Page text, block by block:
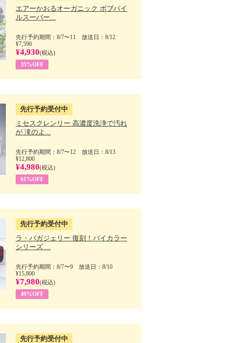
エアーかおるオーガニック ボブパイ
ルスーパー...
先行予約期間：8/7〜11 放送日：8/12
¥7,590
¥4,930(税込)
35%OFF
先行予約受付中
ミセスクレンリー 高濃度洗浄で汚れ
が 滝のよ...
先行予約期間：8/7〜12 放送日：8/13
¥12,800
¥4,980(税込)
61%OFF
先行予約受付中
ラ・バガジェリー 復刻！バイカラー
シリーズ ...
先行予約期間：8/7〜9 放送日：8/10
¥15,800
¥7,980(税込)
49%OFF
先行予約受付中